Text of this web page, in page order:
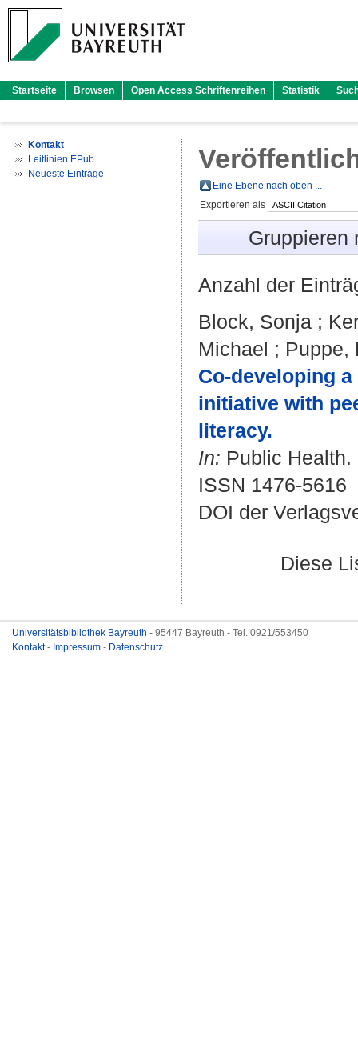
Startseite Browsen Open Access Schriftenreihen Statistik
Kontakt
Leitlinien EPub
Neueste Einträge
Eine Ebene nach oben ...
Exportieren als
Anzahl der
Block, Sonja ;
Michael ; Puppe,
Co-developing
initiative with
literacy.
In: Public
ISSN 1476-5616
DOI der
Diese
Universitätsbibliothek Bayreuth - 95447 Bayreuth - Tel. 0921/553450
Kontakt- Impressum - Datenschutz